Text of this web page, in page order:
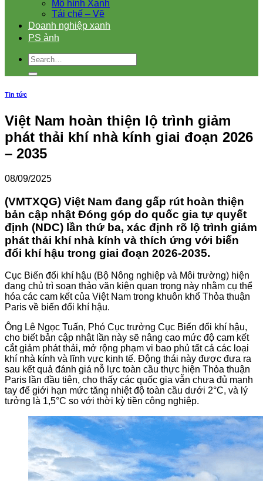
Mô hình Xanh
Tái chế – Vẽ
Doanh nghiệp xanh
PS ảnh
Tin tức
Việt Nam hoàn thiện lộ trình giảm
phát thải khí nhà kính giai đoạn 2026
– 2035
08/09/2025
(VMTXQG) Việt Nam đang gấp rút hoàn thiện
bản cập nhật Đóng góp do quốc gia tự quyết
định (NDC) lần thứ ba, xác định rõ lộ trình giảm
phát thải khí nhà kính và thích ứng với biến
đổi khí hậu trong giai đoạn 2026-2035.
Cục Biến đổi khí hậu (Bộ Nông nghiệp và Môi trường) hiện
đang chủ trì soạn thảo văn kiện quan trọng này nhằm cụ thể
hóa các cam kết của Việt Nam trong khuôn khổ Thỏa thuận
Paris về biến đổi khí hậu.
Ông Lê Ngọc Tuấn, Phó Cục trưởng Cục Biến đổi khí hậu,
cho biết bản cập nhật lần này sẽ nâng cao mức độ cam kết
cắt giảm phát thải, mở rộng phạm vi bao phủ tất cả các loại
khí nhà kính và lĩnh vực kinh tế. Động thái này được đưa ra
sau kết quả đánh giá nỗ lực toàn cầu thực hiện Thỏa thuận
Paris lần đầu tiên, cho thấy các quốc gia vẫn chưa đủ mạnh
tay để giới hạn mức tăng nhiệt độ toàn cầu dưới 2°C, và lý
tưởng là 1,5°C so với thời kỳ tiền công nghiệp.